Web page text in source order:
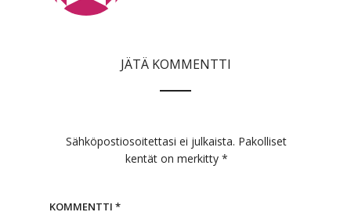
JÄTÄ KOMMENTTI
Sähköpostiosoitettasi ei julkaista. Pakolliset
kentät on merkitty *
KOMMENTTI *